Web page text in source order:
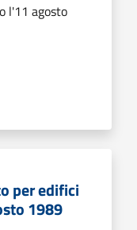
l'11 agosto
per edifici
1989